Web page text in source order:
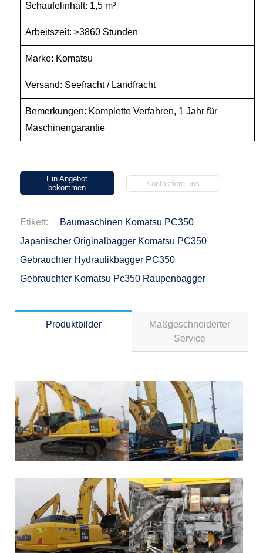
Schaufelinhalt: 1,5 m³
Arbeitszeit: ≥3860 Stunden
Marke: Komatsu
Versand: Seefracht / Landfracht
Bemerkungen: Komplette Verfahren, 1 Jahr für
Maschinengarantie
Ein Angebot
bekommen
Kontaktiere uns
Etikett:
Baumaschinen Komatsu PC350
Japanischer Originalbagger Komatsu PC350
Gebrauchter Hydraulikbagger PC350
Gebrauchter Komatsu Pc350 Raupenbagger
Produktbilder
Maßgeschneiderter
Service